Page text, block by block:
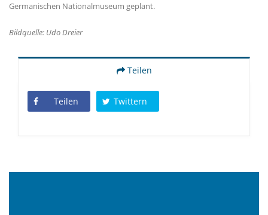
Germanischen Nationalmuseum geplant.
Bildquelle: Udo Dreier
Teilen
Teilen Twittern